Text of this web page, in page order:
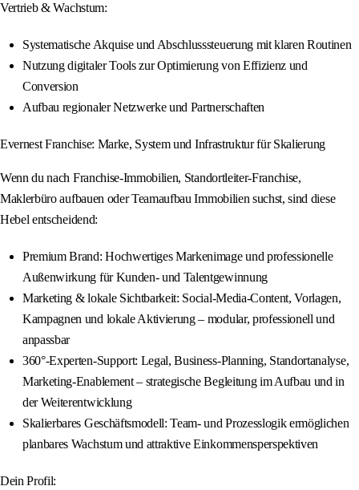
Vertrieb & Wachstum:
Systematische Akquise und Abschlusssteuerung mit klaren Routinen
Nutzung digitaler Tools zur Optimierung von Effizienz und
Conversion
Aufbau regionaler Netzwerke und Partnerschaften
Evernest Franchise: Marke, System und Infrastruktur für Skalierung
Wenn du nach Franchise-Immobilien, Standortleiter-Franchise,
Maklerbüro aufbauen oder Teamaufbau Immobilien suchst, sind diese
Hebel entscheidend:
Premium Brand: Hochwertiges Markenimage und professionelle
Außenwirkung für Kunden- und Talentgewinnung
Marketing & lokale Sichtbarkeit: Social-Media-Content, Vorlagen,
Kampagnen und lokale Aktivierung – modular, professionell und
anpassbar
360°-Experten-Support: Legal, Business-Planning, Standortanalyse,
Marketing-Enablement – strategische Begleitung im Aufbau und in
der Weiterentwicklung
Skalierbares Geschäftsmodell: Team- und Prozesslogik ermöglichen
planbares Wachstum und attraktive Einkommensperspektiven
Dein Profil: